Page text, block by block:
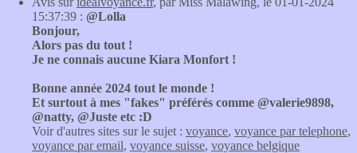
15:37:39 : @Lolla
Bonjour,
Alors pas du tout !
Je ne connais aucune Kiara Monfort !
Bonne année 2024 tout le monde !
Et surtout à mes "fakes" préférés comme @valerie9898,
@natty, @Juste etc :D
Voir d'autres sites sur le sujet : voyance, voyance par telephone,
voyance par email, voyance suisse, voyance belgique